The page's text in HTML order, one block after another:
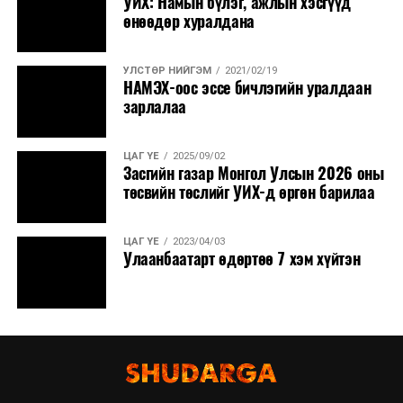
өнөөдөр хуралдана
УЛСТӨР НИЙГЭМ 2021/02/19
НАМЭХ-оос эссе бичлэгийн уралдаан
зарлалаа
ЦАГ ҮЕ 2025/09/02
Засгийн газар Монгол Улсын 2026 оны
төсвийн төслийг УИХ-д өргөн барилаа
ЦАГ ҮЕ 2023/04/03
Улаанбаатарт өдөртөө 7 хэм хүйтэн